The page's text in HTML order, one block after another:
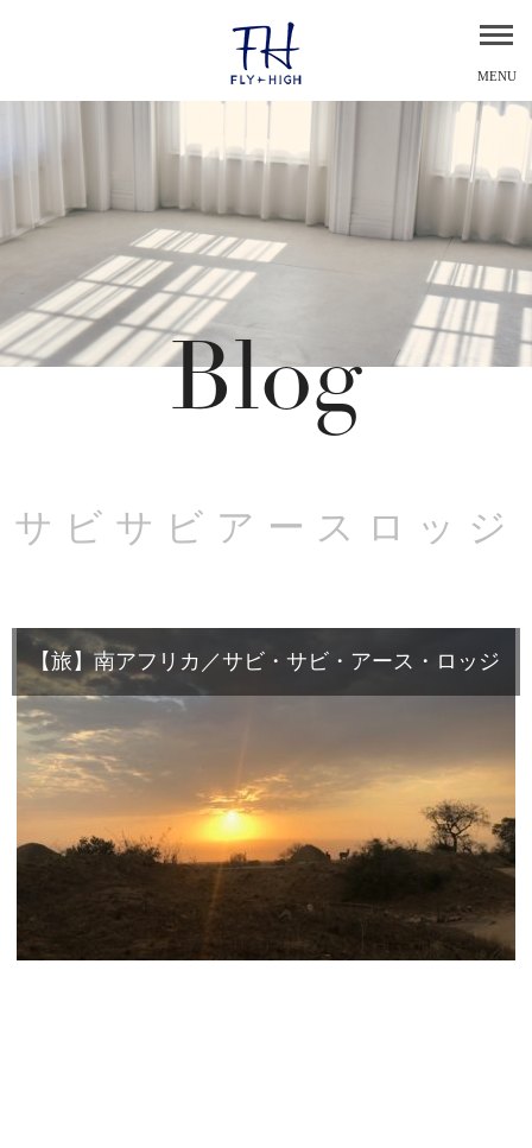
MENU
Blog
サビサビアースロッジ
【旅】南アフリカ／サビ・サビ・アース・ロッジ